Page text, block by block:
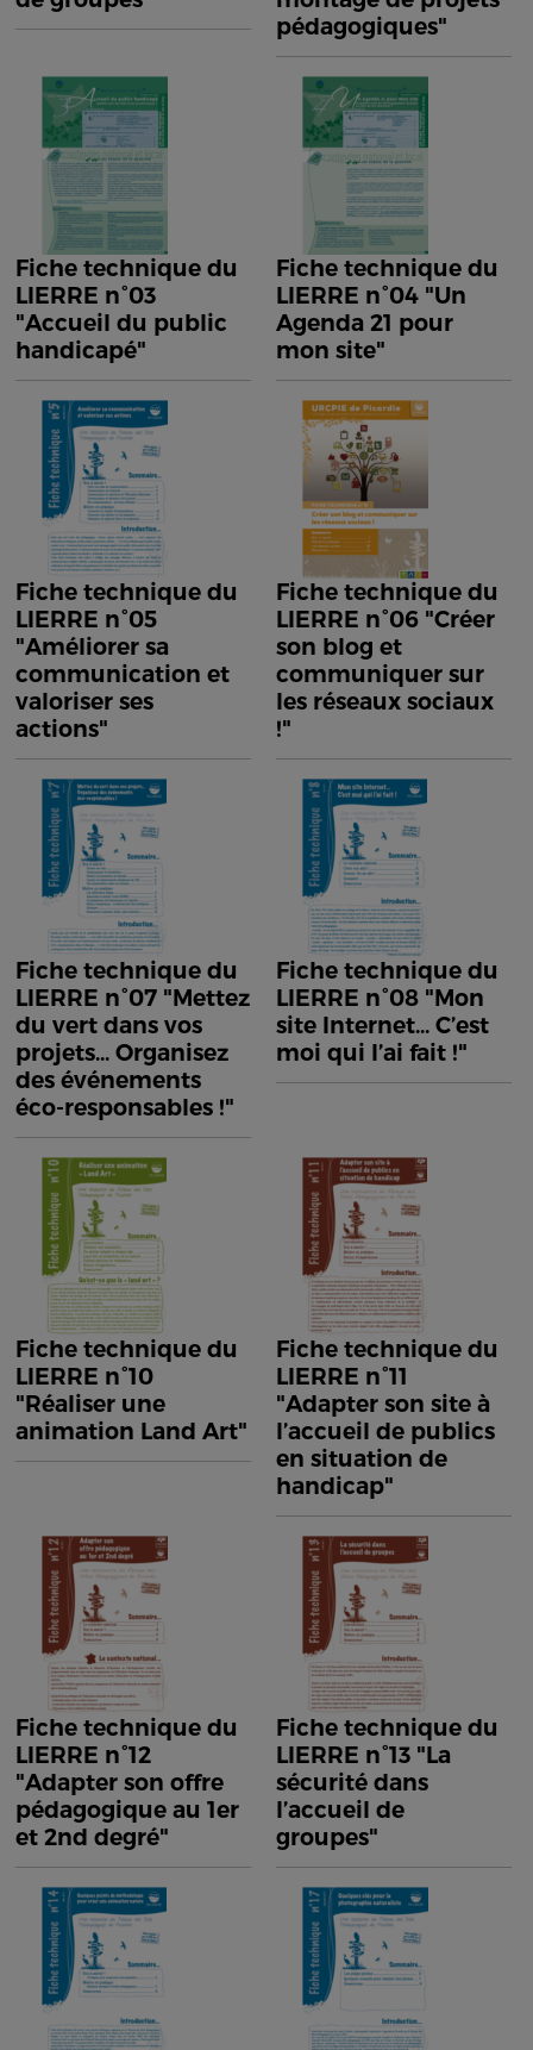
pédagogiques"
Fiche technique du
LIERRE n°03
"Accueil du public
handicapé"
Fiche technique du
LIERRE n°04 "Un
Agenda 21 pour
mon site"
Fiche technique du
LIERRE n°05
"Améliorer sa
communication et
valoriser ses
actions"
Fiche technique du
LIERRE n°06 "Créer
son blog et
communiquer sur
les réseaux sociaux
!"
Fiche technique du
LIERRE n°07 "Mettez
du vert dans vos
projets... Organisez
des événements
éco-responsables !"
Fiche technique du
LIERRE n°08 "Mon
site Internet... C’est
moi qui l’ai fait !"
Fiche technique du
LIERRE n°10
"Réaliser une
animation Land Art"
Fiche technique du
LIERRE n°11
"Adapter son site à
l’accueil de publics
en situation de
handicap"
Fiche technique du
LIERRE n°12
"Adapter son offre
pédagogique au 1er
et 2nd degré"
Fiche technique du
LIERRE n°13 "La
sécurité dans
l’accueil de
groupes"